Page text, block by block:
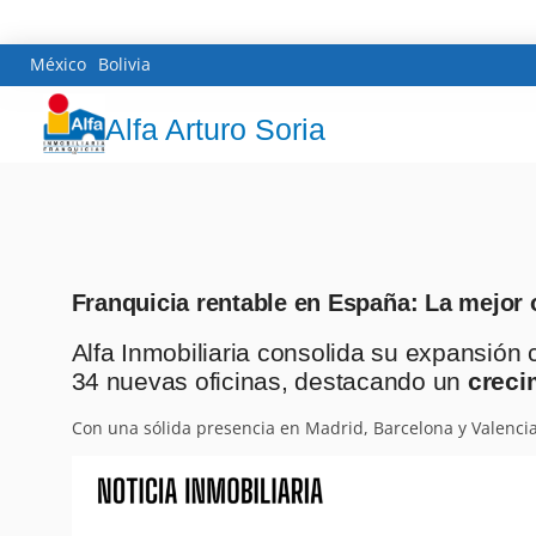
México Bolivia
Alfa Arturo Soria
Franquicia rentable en España: La
Alfa Inmobiliaria consolida su expansión
34 nuevas oficinas, destacando un
Con una sólida presencia en Madrid, Barcelona y